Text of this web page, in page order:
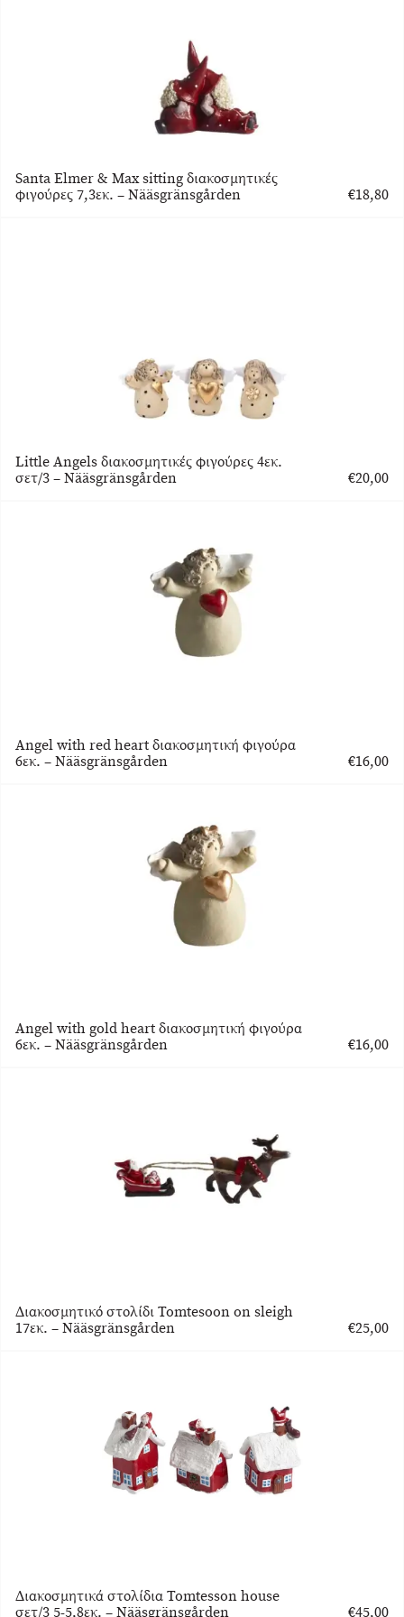
Santa Elmer & Max sitting διακοσμητικές
φιγούρες 7,3εκ. – Nääsgränsgården
€18,80
Little Angels διακοσμητικές φιγούρες 4εκ.
σετ/3 – Nääsgränsgården
€20,00
Angel with red heart διακοσμητική φιγούρα
6εκ. – Nääsgränsgården
€16,00
Angel with gold heart διακοσμητική φιγούρα
6εκ. – Nääsgränsgården
€16,00
Διακοσμητικό στολίδι Tomtesoon on sleigh
17εκ. – Nääsgränsgården
€25,00
Διακοσμητικά στολίδια Tomtesson house
σετ/3 5-5,8εκ. – Nääsgränsgården
€45,00